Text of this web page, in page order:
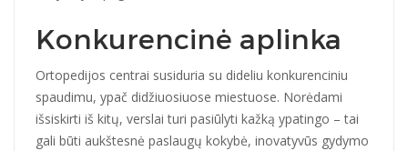
Konkurencinė aplinka
Ortopedijos centrai susiduria su dideliu konkurenciniu
spaudimu, ypač didžiuosiuose miestuose. Norėdami
išsiskirti iš kitų, verslai turi pasiūlyti kažką ypatingo – tai
gali būti aukštesnė paslaugų kokybė, inovatyvūs gydymo